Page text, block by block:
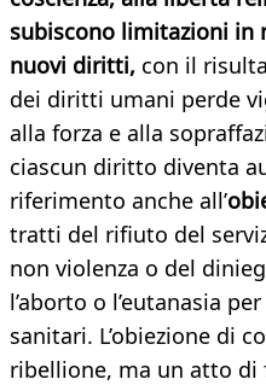
subiscono limitazioni in
nuovi diritti, con il
dei diritti umani perde
alla forza e alla
ciascun diritto diventa
riferimento anche all’
tratti del rifiuto del
non violenza o del
l’aborto o l’eutanasia
sanitari. L’obiezione di
ribellione, ma un atto di